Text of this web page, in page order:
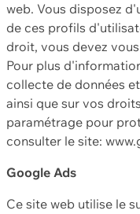
web. Vous disposez
de ces profils
droit, vous devez
Pour plus
collecte de données
ainsi que sur vos
paramétrage pour
consulter le site:
Google Ads
Ce site web utilise le